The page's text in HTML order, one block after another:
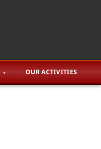
OUR ACTIVITIES